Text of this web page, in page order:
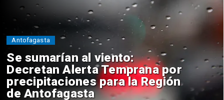
Tres detenidos: Cámaras
detectan presunta venta de
drogas desde ruco en
Antofagasta
Policial